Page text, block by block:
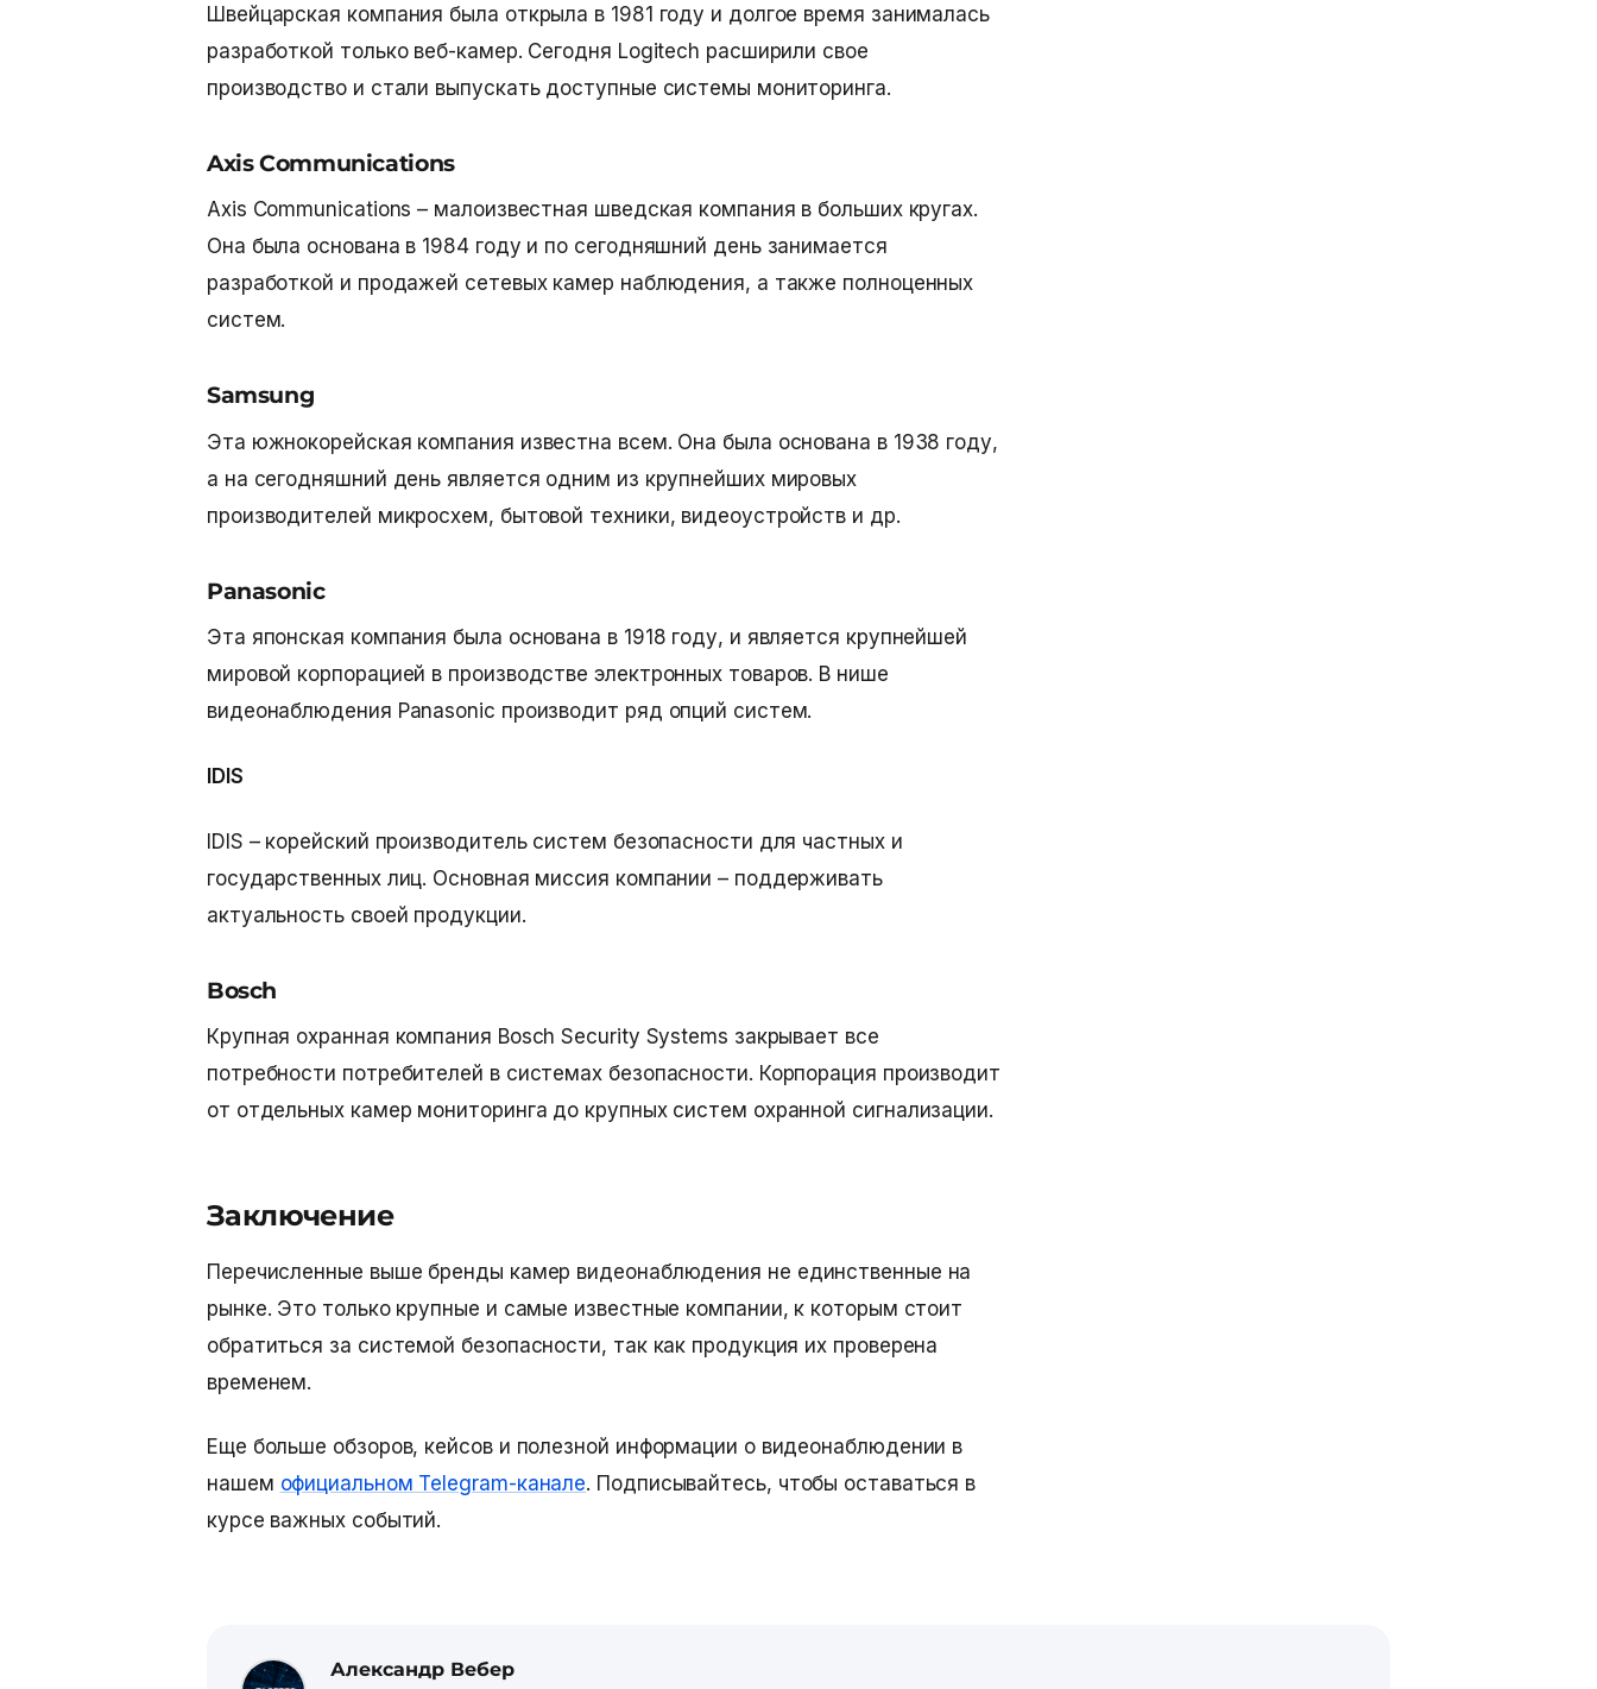
Швейцарская компания была открыла в 1981 году и долгое время занималась
разработкой только веб-камер. Сегодня Logitech расширили свое
производство и стали выпускать доступные системы мониторинга.
Axis Communications
Axis Communications – малоизвестная шведская компания в больших кругах.
Она была основана в 1984 году и по сегодняшний день занимается
разработкой и продажей сетевых камер наблюдения, а также полноценных
систем.
Samsung
Эта южнокорейская компания известна всем. Она была основана в 1938 году,
а на сегодняшний день является одним из крупнейших мировых
производителей микросхем, бытовой техники, видеоустройств и др.
Panasonic
Эта японская компания была основана в 1918 году, и является крупнейшей
мировой корпорацией в производстве электронных товаров. В нише
видеонаблюдения Panasonic производит ряд опций систем.
IDIS
IDIS – корейский производитель систем безопасности для частных и
государственных лиц. Основная миссия компании – поддерживать
актуальность своей продукции.
Bosch
Крупная охранная компания Bosch Security Systems закрывает все
потребности потребителей в системах безопасности. Корпорация производит
от отдельных камер мониторинга до крупных систем охранной сигнализации.
Заключение
Перечисленные выше бренды камер видеонаблюдения не единственные на
рынке. Это только крупные и самые известные компании, к которым стоит
обратиться за системой безопасности, так как продукция их проверена
временем.
Еще больше обзоров, кейсов и полезной информации о видеонаблюдении в
нашем официальном Telegram-канале. Подписывайтесь, чтобы оставаться в
курсе важных событий.
Александр Вебер